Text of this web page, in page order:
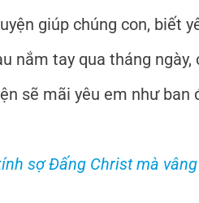
giúp chúng con, biết
nắm tay qua tháng
sẽ mãi yêu em như
sợ Đấng Christ mà